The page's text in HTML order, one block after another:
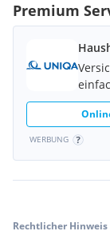
Premium
WERBUNG
Rechtlicher Hinweis